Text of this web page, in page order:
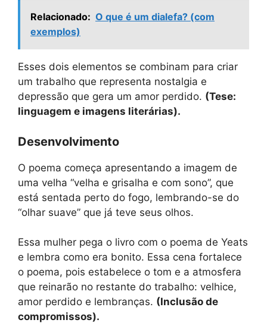
Relacionado: O que é um dialefa? (com
exemplos)
Esses dois elementos se combinam para criar
um trabalho que representa nostalgia e
depressão que gera um amor perdido. (Tese:
linguagem e imagens literárias).
Desenvolvimento
O poema começa apresentando a imagem de
uma velha “velha e grisalha e com sono”, que
está sentada perto do fogo, lembrando-se do
“olhar suave” que já teve seus olhos.
Essa mulher pega o livro com o poema de Yeats
e lembra como era bonito. Essa cena fortalece
o poema, pois estabelece o tom e a atmosfera
que reinarão no restante do trabalho: velhice,
amor perdido e lembranças. (Inclusão de
compromissos).